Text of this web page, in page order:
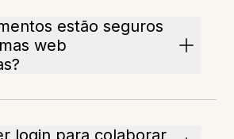
estão seguros
web
login para colaborar